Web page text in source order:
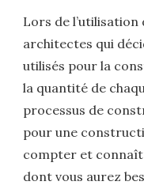
Lors de l’utilisation
architectes qui
utilisés pour la
la quantité de
processus de
pour une
compter et
dont vous aurez